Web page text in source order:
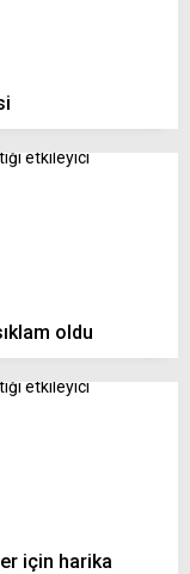
oldu
için harika